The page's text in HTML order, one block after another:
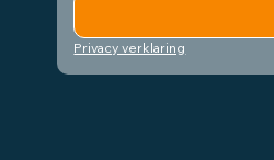
Privacy verklaring